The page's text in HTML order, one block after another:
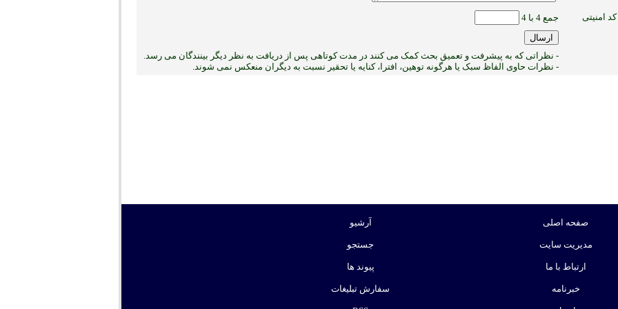
کد امنیتی جمع 4 با 4
- نظراتی که به پیشرفت و تعمیق بحث کمک می کنند در مدت کوتاهی پس از دریافت به نظر دیگر بینندگان می رسد.
- نظرات حاوی الفاظ سبک یا هرگونه توهین، افترا، کنایه یا تحقیر نسبت به دیگران منعکس نمی ‏شوند.
صفحه اصلی
مدیریت سایت
ارتباط با ما
خبرنامه
آرشیو
جستجو
پیوند ها
سفارش تبلیغات